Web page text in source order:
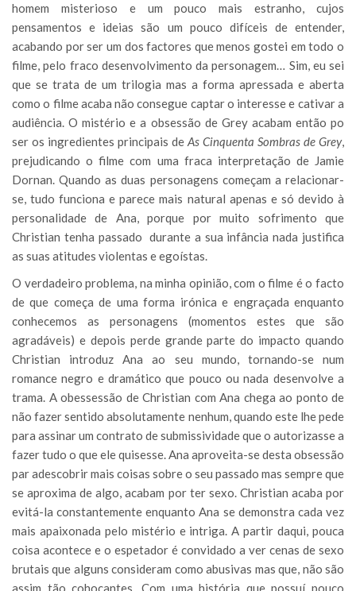
homem misterioso e um pouco mais estranho, cujos
pensamentos e ideias são um pouco difíceis de entender,
acabando por ser um dos factores que menos gostei em todo o
filme, pelo fraco desenvolvimento da personagem… Sim, eu sei
que se trata de um trilogia mas a forma apressada e aberta
como o filme acaba não consegue captar o interesse e cativar a
audiência. O mistério e a obsessão de Grey acabam então po
ser os ingredientes principais de As Cinquenta Sombras de Grey,
prejudicando o filme com uma fraca interpretação de Jamie
Dornan. Quando as duas personagens começam a relacionar-
se, tudo funciona e parece mais natural apenas e só devido à
personalidade de Ana, porque por muito sofrimento que
Christian tenha passado durante a sua infância nada justifica
as suas atitudes violentas e egoístas.
O verdadeiro problema, na minha opinião, com o filme é o facto
de que começa de uma forma irónica e engraçada enquanto
conhecemos as personagens (momentos estes que são
agradáveis) e depois perde grande parte do impacto quando
Christian introduz Ana ao seu mundo, tornando-se num
romance negro e dramático que pouco ou nada desenvolve a
trama. A obessessão de Christian com Ana chega ao ponto de
não fazer sentido absolutamente nenhum, quando este lhe pede
para assinar um contrato de submissividade que o autorizasse a
fazer tudo o que ele quisesse. Ana aproveita-se desta obsessão
par adescobrir mais coisas sobre o seu passado mas sempre que
se aproxima de algo, acabam por ter sexo. Christian acaba por
evitá-la constantemente enquanto Ana se demonstra cada vez
mais apaixonada pelo mistério e intriga. A partir daqui, pouca
coisa acontece e o espetador é convidado a ver cenas de sexo
brutais que alguns consideram como abusivas mas que, não são
assim tão cohocantes. Com uma história que possuí pouco